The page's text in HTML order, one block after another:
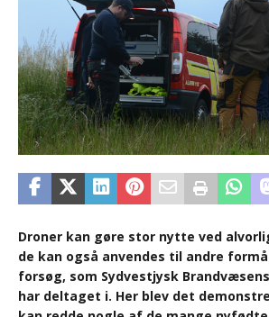
Droner kan gøre stor nytte ved
de kan også anvendes til andre
forsøg, som Sydvestjysk
har deltaget i. Her blev det